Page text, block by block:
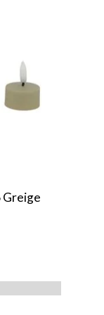
Greige